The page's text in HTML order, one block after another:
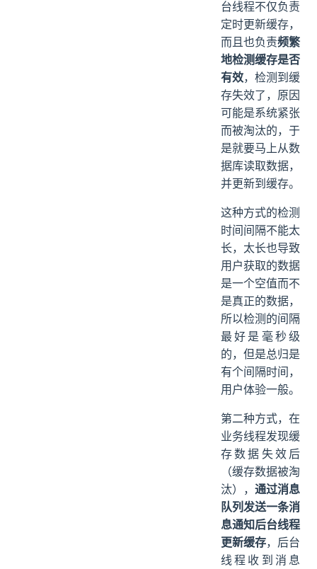
台线程不仅负责
定时更新缓存，
而且也负责频繁
地检测缓存是否
有效，检测到缓
存失效了，原因
可能是系统紧张
而被淘汰的，于
是就要马上从数
据库读取数据，
并更新到缓存。
这种方式的检测
时间间隔不能太
长，太长也导致
用户获取的数据
是一个空值而不
是真正的数据，
所以检测的间隔
最好是毫秒级
的，但是总归是
有个间隔时间，
用户体验一般。
第二种方式，在
业务线程发现缓
存数据失效后
（缓存数据被淘
汰）， 通过消息
队列发送一条消
息通知后台线程
更新缓存，后台
线程收到消息